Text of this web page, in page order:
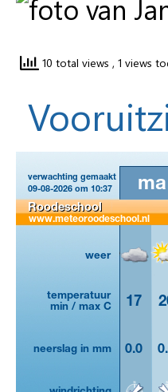
10 total views , 1 views